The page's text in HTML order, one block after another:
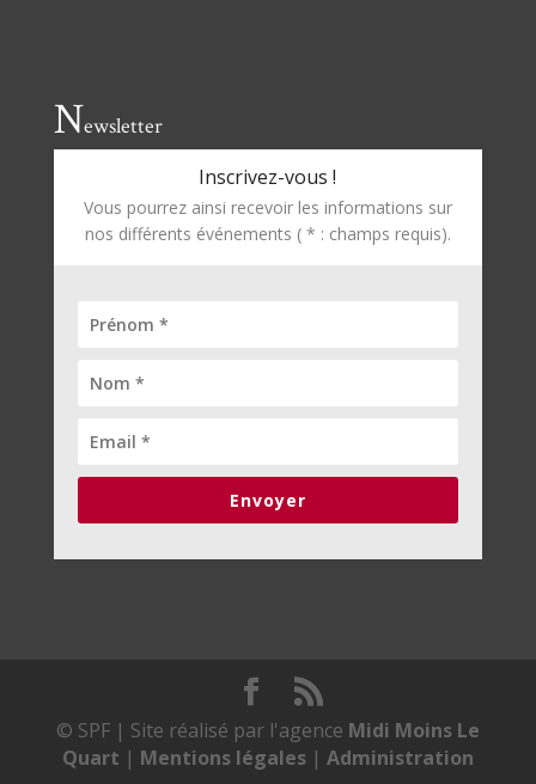
Newsletter
Inscrivez-vous !
Vous pourrez ainsi recevoir les informations sur
nos différents événements ( * : champs requis).
Envoyer
© SPF | Site réalisé par l'agence Midi Moins Le
Quart | Mentions légales| Administration